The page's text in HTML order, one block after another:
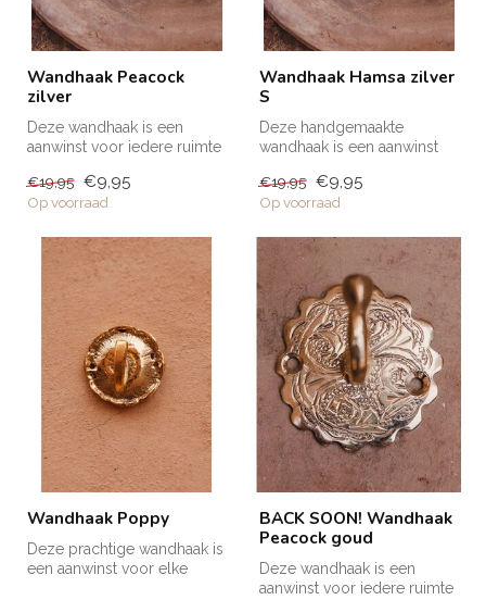
Wandhaak Peacock
zilver
Deze wandhaak is een
aanwinst voor iedere ruimte
keuken...
€19,95 €9,95
Op voorraad
Wandhaak Hamsa zilver
S
Deze handgemaakte
wandhaak is een aanwinst
de bad...
€19,95 €9,95
Op voorraad
Wandhaak Poppy
Deze prachtige wandhaak is
een aanwinst voor elke
BACK SOON! Wandhaak
Peacock goud
Deze wandhaak is een
aanwinst voor iedere ruimte